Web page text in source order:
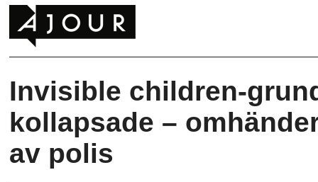
Invisible children-
kollapsade –
av polis